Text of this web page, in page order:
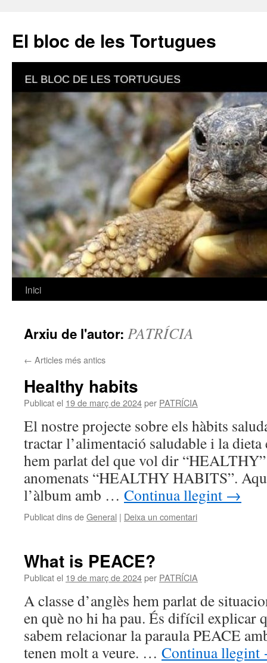
El bloc de les Tortugues
Vés
contingut
Inici
Arxiu de l'autor: PATRÍCIA
← Articles més antics
Healthy habits
Publicat el 19 de març de 2024per PATRÍCIA
El nostre projecte sobre els hàbits
tractar l’alimentació saludable i la
hem parlat del que vol dir
anomenats “HEALTHY HABITS”.
l’àlbum amb … Continua llegint →
Publicat dins deGeneral | Deixa un comentari
What is PEACE?
Publicat el 19 de març de 2024per PATRÍCIA
A classe d’anglès hem parlat de
en què no hi ha pau. És difícil explicar
sabem relacionar la paraula PEACE
tenen molt a veure. … Continua llegint